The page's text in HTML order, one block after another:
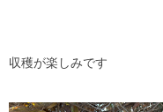
収穫が楽しみです